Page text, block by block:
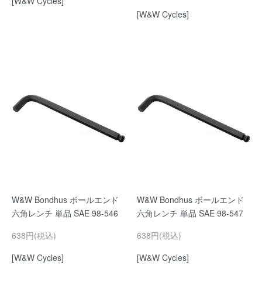
[W&W Cycles]
W&W Bondhus ボールエンド
六角レンチ 単品 SAE 98-546
638円(税込)
[W&W Cycles]
W&W Bondhus ボールエンド
六角レンチ 単品 SAE 98-547
638円(税込)
[W&W Cycles]